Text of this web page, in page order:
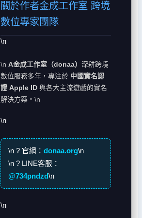
關於作者金成工作室 跨境
數位專家團隊
\n
\nA金成工作室（donaa）深耕跨境
數位服務多年，專注於 中國實名認
證 Apple ID 與各大主流遊戲的實名
解決方案。\n
\n
\n? 官網：donaa.org\n
\n? LINE客服：
@734pndzd\n
\n